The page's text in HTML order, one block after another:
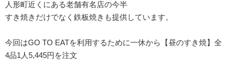
人形町近くにある老舗有名店の今半
すき焼きだけでなく鉄板焼きも提供しています。
今回はGO TO EATを利用するために一休から【昼のすき焼】全
4品1人5,445円を注文